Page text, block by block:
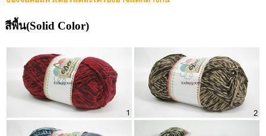
สีพื้น(Solid Color)